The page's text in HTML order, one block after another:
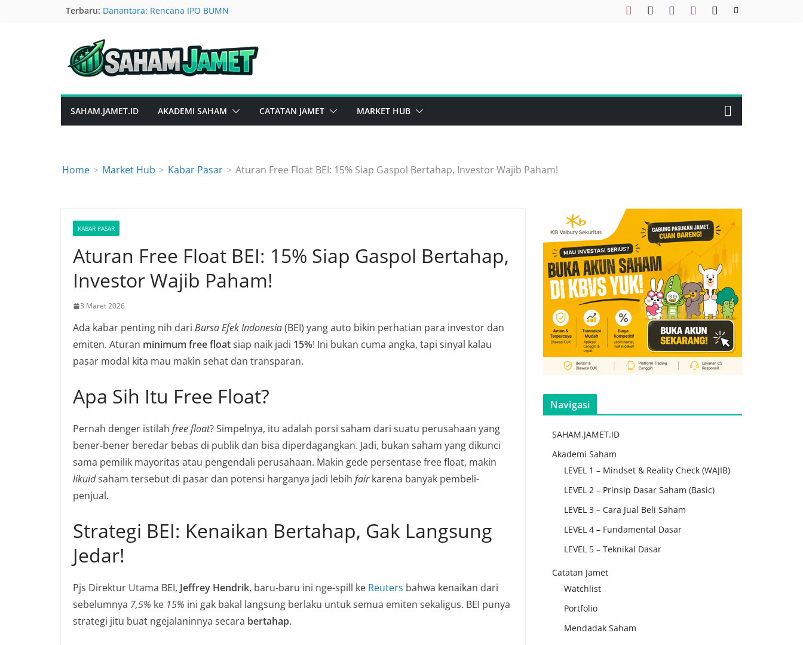
Terbaru: Danantara: Rencana IPO BUMN
IHSG Hari Ini: Masih Wait & See
DEWA 7 Agustus 2026 – Masih Uptrend?
SAHAM.JAMET.ID AKADEMI SAHAM CATATAN JAMET MARKET HUB
Home Market Hub Kabar Pasar Aturan Free Float BEI: 15% Siap Gaspol Bertahap, Investor Wajib Paham!
KABAR PASAR
Aturan Free Float BEI: 15% Siap Gaspol Bertahap,
Investor Wajib Paham!
3 Maret 2026
Ada kabar penting nih dari Bursa Efek Indonesia(BEI) yang auto bikin perhatian para investor dan
emiten. Aturan minimum free floatsiap naik jadi 15%! Ini bukan cuma angka, tapi sinyal kalau
pasar modal kita mau makin sehat dan transparan.
Apa Sih Itu Free Float?
Pernah denger istilah free float? Simpelnya, itu adalah porsi saham dari suatu perusahaan yang
bener-bener beredar bebas di publik dan bisa diperdagangkan. Jadi, bukan saham yang dikunci
sama pemilik mayoritas atau pengendali perusahaan. Makin gede persentase free float, makin
likuidsaham tersebut di pasar dan potensi harganya jadi lebih fairkarena banyak pembeli-
penjual.
Strategi BEI: Kenaikan Bertahap, Gak Langsung
Jedar!
Pjs Direktur Utama BEI, Jeffrey Hendrik, baru-baru ini nge-spill ke Reuters bahwa kenaikan dari
sebelumnya 7,5% ke 15% ini gak bakal langsung berlaku untuk semua emiten sekaligus. BEI punya
strategi jitu buat ngejalaninnya secara bertahap.
Navigasi
SAHAM.JAMET.ID
Akademi Saham
LEVEL 1 – Mindset & Reality Check (WAJIB)
LEVEL 2 – Prinsip Dasar Saham (Basic)
LEVEL 3 – Cara Jual Beli Saham
LEVEL 4 – Fundamental Dasar
LEVEL 5 – Teknikal Dasar
Catatan Jamet
Watchlist
Portfolio
Mendadak Saham